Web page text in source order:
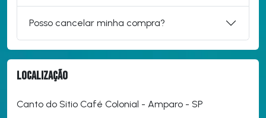
Posso cancelar minha compra?
Localização
Canto do Sitio Café Colonial - Amparo - SP